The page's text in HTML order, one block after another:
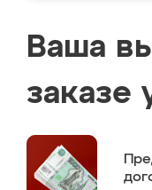
Ваша
заказе